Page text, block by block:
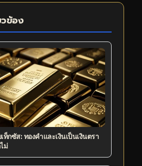
ข้อง
ท็กซัส: ทองคำและเงินเป็นเงินตรา
ม่